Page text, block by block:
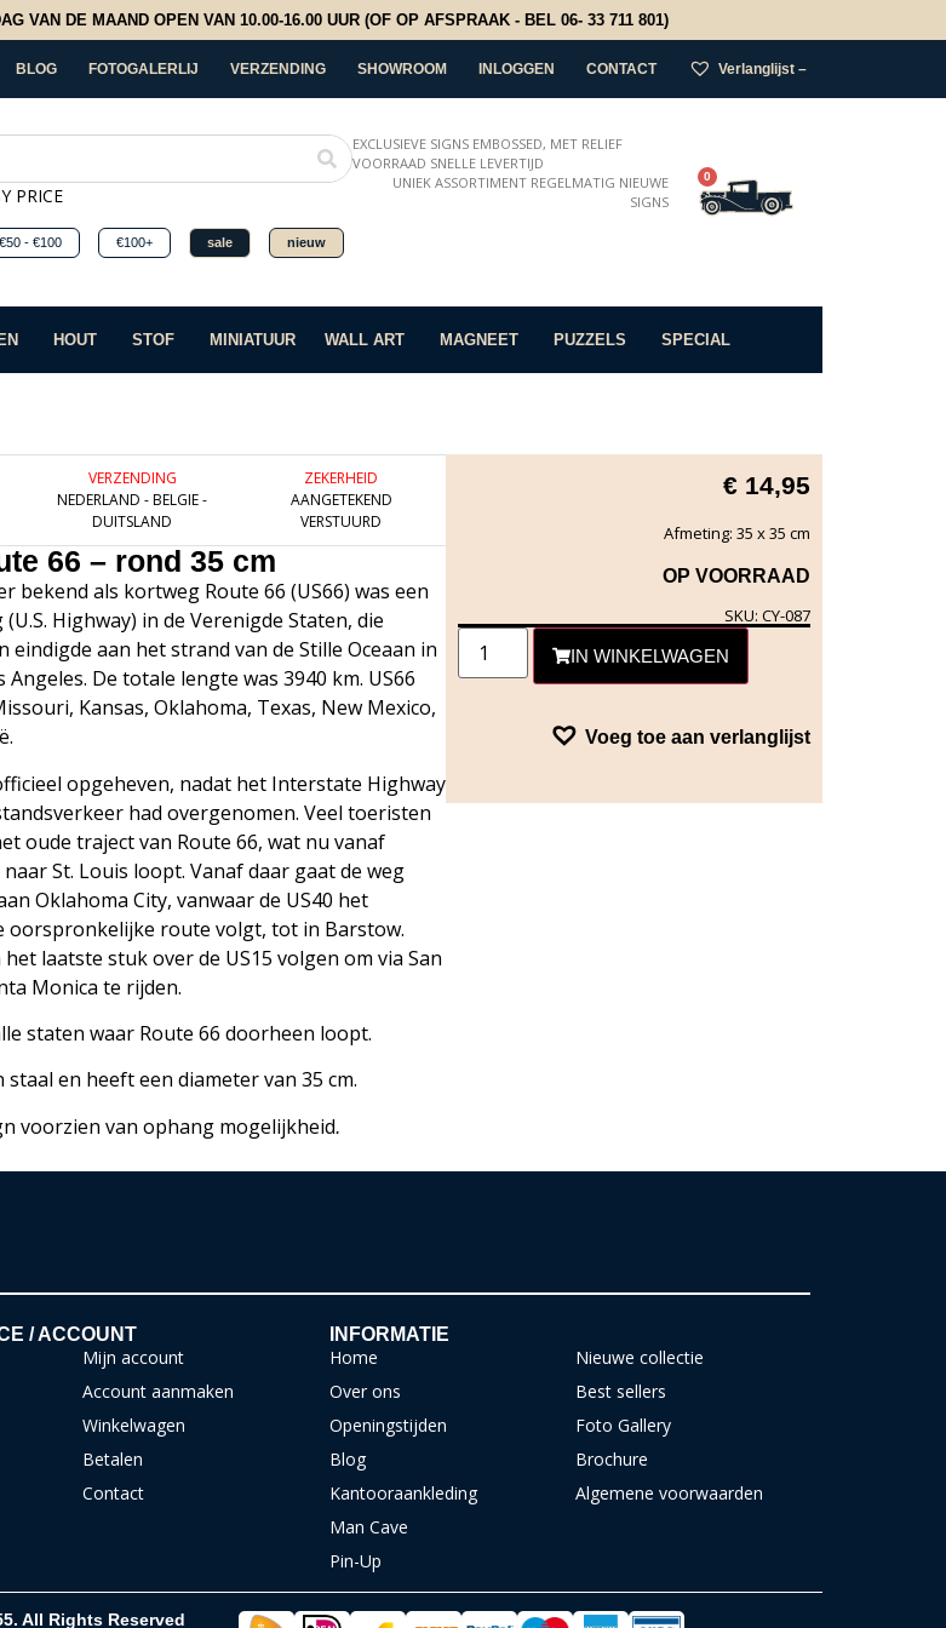
VAN DE MAAND OPEN VAN 10.00-16.00 UUR (OF OP AFSPRAAK - BEL 06- 33 711 801)
BLOG FOTOGALERLIJ VERZENDING SHOWROOM INLOGGEN CONTACT Verlanglijst –
PRICE
€50 - €100 €100+ sale nieuw
EXCLUSIEVE SIGNS EMBOSSED, MET RELIEF
VOORRAAD SNELLE LEVERTIJD
UNIEK ASSORTIMENT REGELMATIG NIEUWE
SIGNS
0
HOUT STOF MINIATUUR WALL ART MAGNEET PUZZELS SPECIAL
VERZENDING
NEDERLAND - BELGIE -
DUITSLAND
ZEKERHEID
AANGETEKEND
VERSTUURD
66 – rond 35 cm
bekend als kortweg Route 66 (US66) was een
Highway) in de Verenigde Staten, die
eindigde aan het strand van de Stille Oceaan in
De totale lengte was 3940 km. US66
Kansas, Oklahoma, Texas, New Mexico,
opgeheven, nadat het Interstate Highway
had overgenomen. Veel toeristen
oude traject van Route 66, wat nu vanaf
naar St. Louis loopt. Vanaf daar gaat de weg
Oklahoma City, vanwaar de US40 het
oorspronkelijke route volgt, tot in Barstow.
laatste stuk over de US15 volgen om via San
Monica te rijden.
staten waar Route 66 doorheen loopt.
en heeft een diameter van 35 cm.
voorzien van ophang mogelijkheid.
€ 14,95
Afmeting: 35 x 35 cm
OP VOORRAAD
SKU: CY-087
IN WINKELWAGEN
Voeg toe aan verlanglijst
/ ACCOUNT
Mijn account
Account aanmaken
Winkelwagen
Betalen
Contact
INFORMATIE
Home
Over ons
Openingstijden
Blog
Kantooraankleding
Man Cave
Pin-Up
Nieuwe collectie
Best sellers
Foto Gallery
Brochure
Algemene voorwaarden
All Rights Reserved